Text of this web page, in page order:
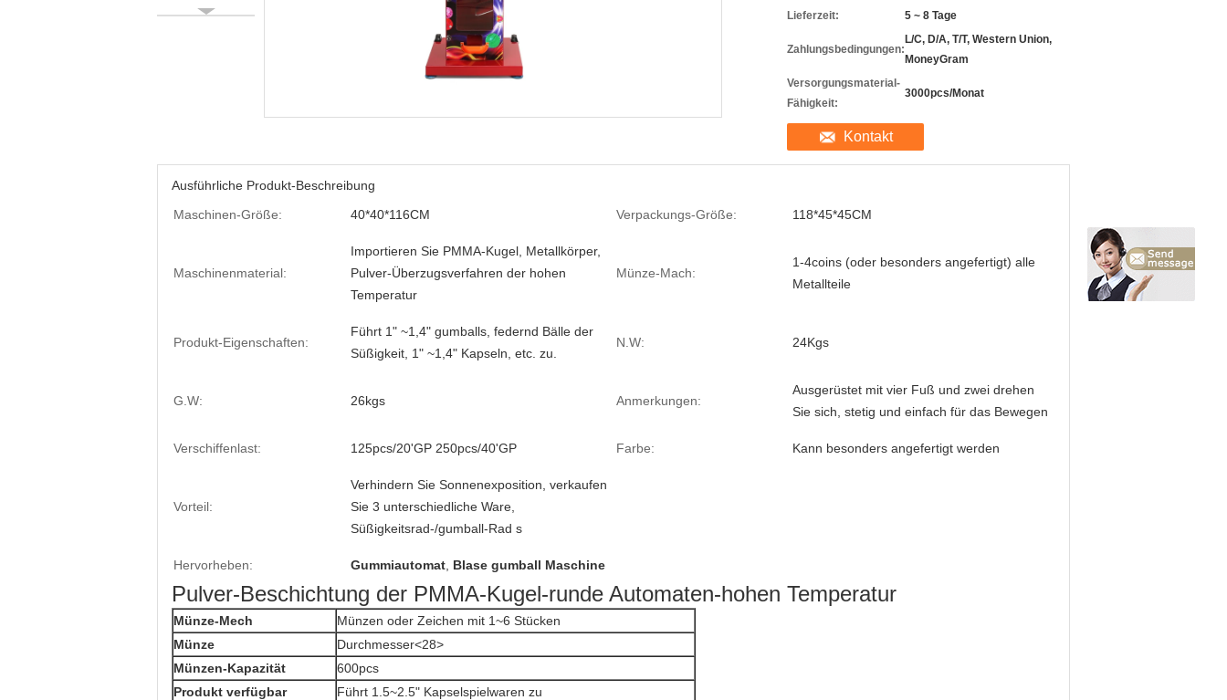
Lieferzeit:
5 ~ 8 Tage
Zahlungsbedingungen:
L/C, D/A, T/T, Western Union,
MoneyGram
Versorgungsmaterial-
Fähigkeit:
3000pcs/Monat
Kontakt
Ausführliche Produkt-Beschreibung
Maschinen-Größe:
40*40*116CM Verpackungs-Größe: 118*45*45CM
Maschinenmaterial:
Importieren Sie PMMA-Kugel, Metallkörper,
Pulver-Überzugsverfahren der hohen
Temperatur
Münze-Mach:
1-4coins (oder besonders angefertigt) alle
Metallteile
Produkt-Eigenschaften:
Führt 1" ~1,4" gumballs, federnd Bälle der
Süßigkeit, 1" ~1,4" Kapseln, etc. zu.
N.W: 24Kgs
G.W: 26kgs Anmerkungen:
Ausgerüstet mit vier Fuß und zwei drehen
Sie sich, stetig und einfach für das Bewegen
Verschiffenlast: 125pcs/20'GP 250pcs/40'GP Farbe: Kann besonders angefertigt werden
Vorteil:
Verhindern Sie Sonnenexposition, verkaufen
Sie 3 unterschiedliche Ware,
Süßigkeitsrad-/gumball-Rad s
Hervorheben: Gummiautomat Blase gumball Maschine
Pulver-Beschichtung der PMMA-Kugel-runde Automaten-hohen Temperatur
Münze-Mech
Münzen oder Zeichen mit 1~6 Stücken
Münze
Durchmesser<28>
Münzen-Kapazität
600pcs
Produkt verfügbar
Führt 1.5~2.5" Kapselspielwaren zu